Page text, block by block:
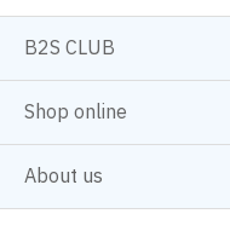
B2S CLUB
Shop online
About us